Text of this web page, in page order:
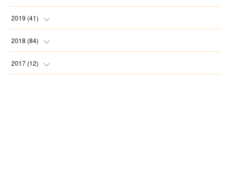
(1
(2
(2
2019 (41)
(1
(3
2018 (84)
(1
2017 (12)